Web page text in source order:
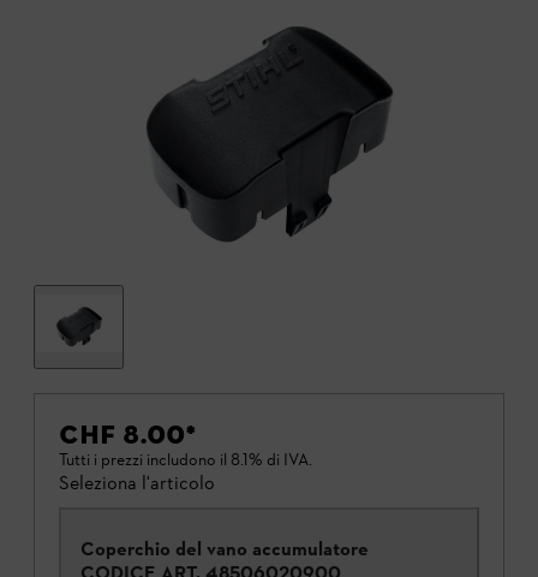
CHF 8.00*
Tutti i prezzi includono il 8.1% di IVA.
Seleziona l'articolo
Coperchio del vano accumulatore